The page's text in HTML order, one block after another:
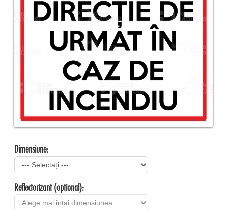
Dimensiune:
Reflectorizant (optional):